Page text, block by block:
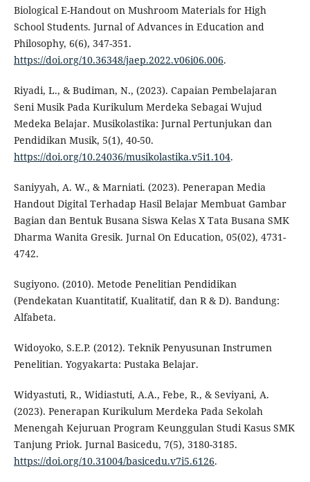
Biological E-Handout on Mushroom Materials for High
School Students. Jurnal of Advances in Education and
Philosophy, 6(6), 347-351.
https://doi.org/10.36348/jaep.2022.v06i06.006.
Riyadi, L., & Budiman, N., (2023). Capaian Pembelajaran
Seni Musik Pada Kurikulum Merdeka Sebagai Wujud
Medeka Belajar. Musikolastika: Jurnal Pertunjukan dan
Pendidikan Musik, 5(1), 40-50.
https://doi.org/10.24036/musikolastika.v5i1.104.
Saniyyah, A. W., & Marniati. (2023). Penerapan Media
Handout Digital Terhadap Hasil Belajar Membuat Gambar
Bagian dan Bentuk Busana Siswa Kelas X Tata Busana SMK
Dharma Wanita Gresik. Jurnal On Education, 05(02), 4731-
4742.
Sugiyono. (2010). Metode Penelitian Pendidikan
(Pendekatan Kuantitatif, Kualitatif, dan R & D). Bandung:
Alfabeta.
Widoyoko, S.E.P. (2012). Teknik Penyusunan Instrumen
Penelitian. Yogyakarta: Pustaka Belajar.
Widyastuti, R., Widiastuti, A.A., Febe, R., & Seviyani, A.
(2023). Penerapan Kurikulum Merdeka Pada Sekolah
Menengah Kejuruan Program Keunggulan Studi Kasus SMK
Tanjung Priok. Jurnal Basicedu, 7(5), 3180-3185.
https://doi.org/10.31004/basicedu.v7i5.6126.